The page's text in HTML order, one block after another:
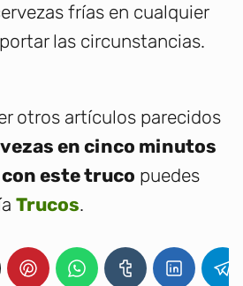
frías en cualquier
las circunstancias.
otros artículos parecidos
en cinco minutos
este truco puedes
Trucos.